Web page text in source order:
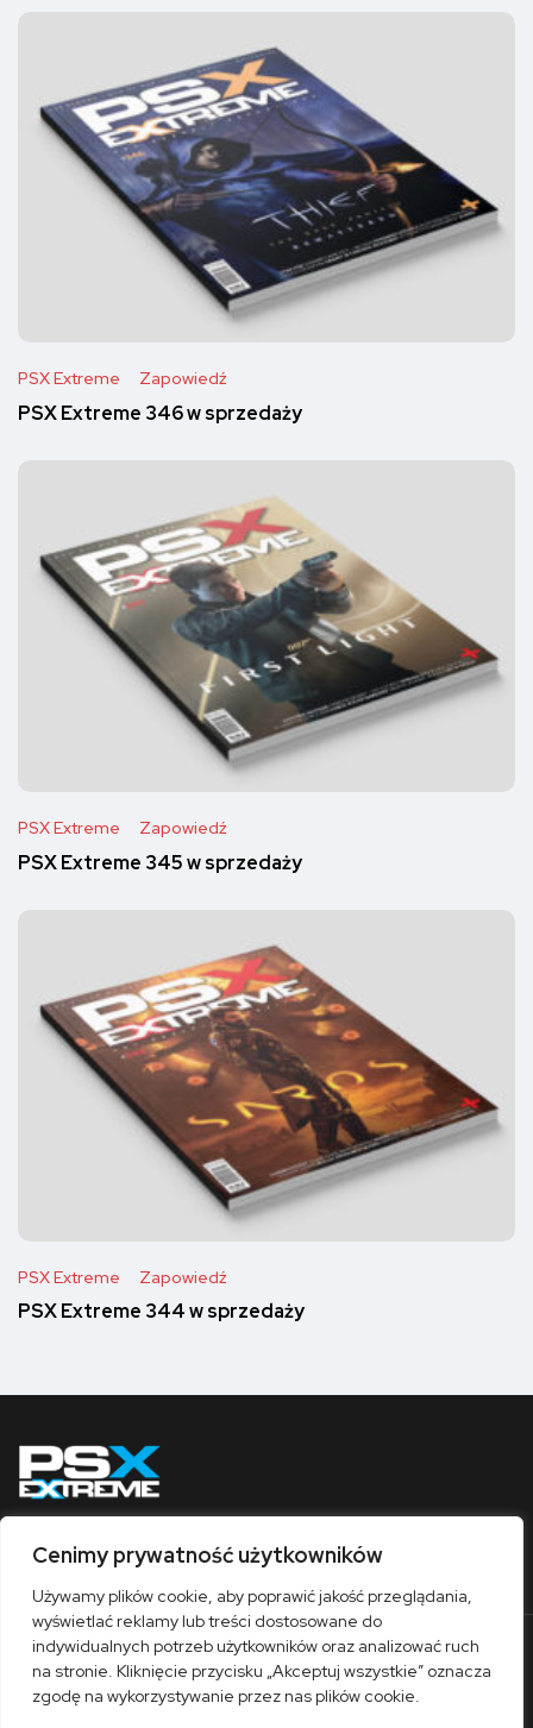
Cenimy prywatność użytkowników
Używamy plików cookie, aby poprawić jakość przeglądania,
wyświetlać reklamy lub treści dostosowane do
indywidualnych potrzeb użytkowników oraz analizować ruch
na stronie. Kliknięcie przycisku „Akceptuj wszystkie” oznacza
zgodę na wykorzystywanie przez nas plików cookie.
PSX Extreme Zapowiedź
PSX Extreme 346 w sprzedaży
PSX Extreme Zapowiedź
PSX Extreme 345 w sprzedaży
PSX Extreme Zapowiedź
PSX Extreme 344 w sprzedaży
Obserwuj nas
O nas Współpraca Kontakt
Sklep
Polityka prywatności
Regulamin